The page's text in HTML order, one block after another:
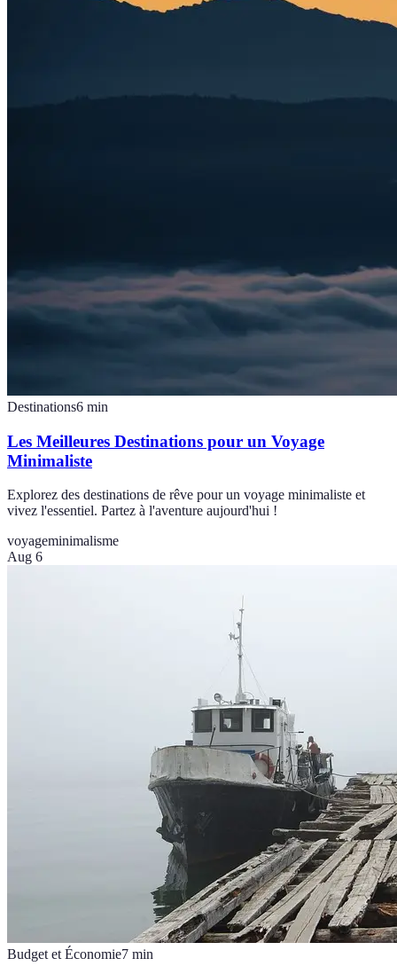
Destinations6 min
Les Meilleures Destinations pour un Voyage
Minimaliste
Explorez des destinations de rêve pour un voyage minimaliste et
vivez l'essentiel. Partez à l'aventure aujourd'hui !
voyageminimalisme
Aug 6
Budget et Économie7 min